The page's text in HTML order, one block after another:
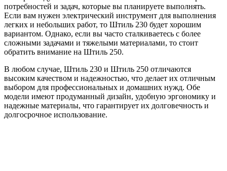
потребностей и задач, которые вы планируете выполнять.
Если вам нужен электрический инструмент для выполнения
легких и небольших работ, то Штиль 230 будет хорошим
вариантом. Однако, если вы часто сталкиваетесь с более
сложными задачами и тяжелыми материалами, то стоит
обратить внимание на Штиль 250.
В любом случае, Штиль 230 и Штиль 250 отличаются
высоким качеством и надежностью, что делает их отличным
выбором для профессиональных и домашних нужд. Обе
модели имеют продуманный дизайн, удобную эргономику и
надежные материалы, что гарантирует их долговечность и
долгосрочное использование.